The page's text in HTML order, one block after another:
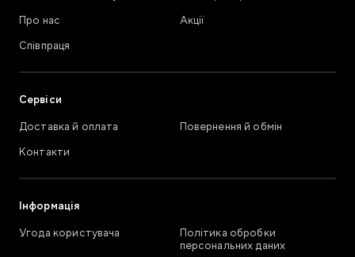
Про нас
Акції
Співпраця
Сервіси
Доставка й оплата
Повернення й обмін
Контакти
Інформація
Угода користувача
Політика обробки
персональних даних